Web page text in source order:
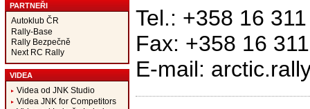
PARTNEŘI
Autoklub ČR
Rally-Base
Rally Bezpečně
Next RC Rally
VIDEA
Videa od JNK Studio
Videa JNK for Competitors
Tel.: +358 16
Fax: +358 16
E-mail: